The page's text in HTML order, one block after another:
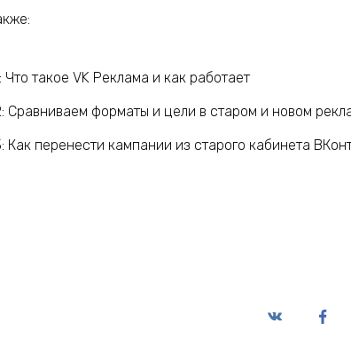
Что такое VK Реклама и как работает
Сравниваем форматы и цели в старом и новом
Как перенести кампании из старого кабинета